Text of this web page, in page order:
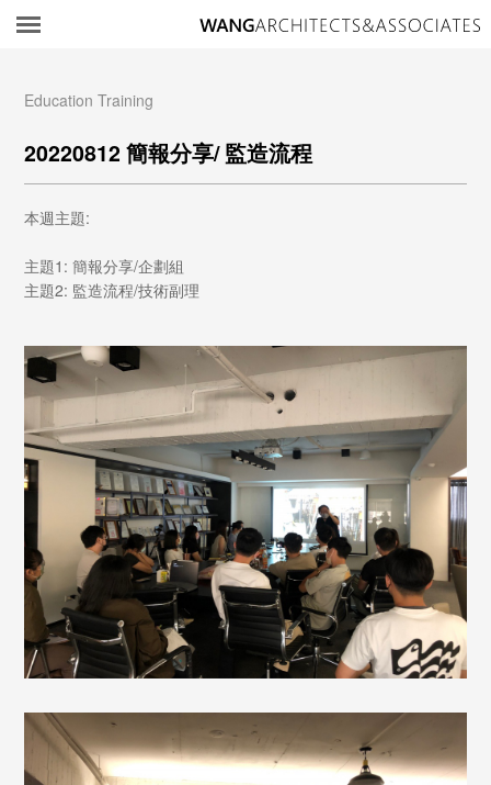
Education Training
20220812 簡報分享/ 監造流程
本週主題:
主題1: 簡報分享/企劃組
主題2: 監造流程/技術副理